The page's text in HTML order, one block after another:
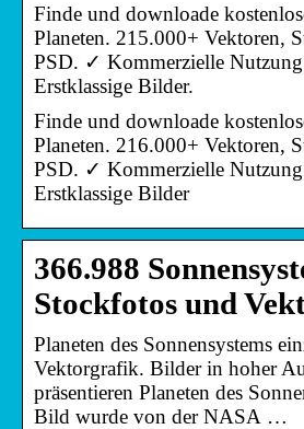
Finde und downloade
Planeten. 215.000+ Vektoren,
PSD. ✓ Kommerzielle
Erstklassige Bilder.
Finde und downloade
Planeten. 216.000+ Vektoren,
PSD. ✓ Kommerzielle
Erstklassige Bilder
366.988
Stockfotos und
Planeten des Sonnensystems
Vektorgrafik. Bilder in hoher
präsentieren Planeten des
Bild wurde von der NASA …